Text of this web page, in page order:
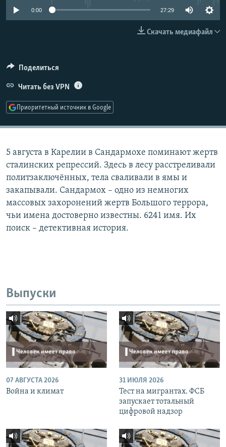
РАСПИСАНИЕ ВЕЩАНИЯ
0:00 27:29
Скачать медиафайл
Поделиться
Читать без VPN
Приоритетный источник в Google
5 августа в Карелии в Сандармохе поминают жертв
сталинских репрессий. Здесь в лесу расстреливали
политзаключённых, тела сваливали в ямы и
закапывали. Сандармох – одно из немногих
массовых захоронений жертв Большого террора,
чьи имена достоверно известны. 6241 имя. Их
поиск – детективная история.
Выпуски
07 АВГУСТА 2026
Война и климат
31 ИЮЛЯ 2026
Тест на мигрантах. ФСБ
запускает тотальный
цифровой надзор